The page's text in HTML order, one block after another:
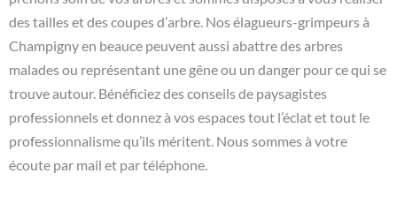
des tailles et des coupes d’arbre. Nos élagueurs-grimpeurs à
Champigny en beauce peuvent aussi abattre des arbres
malades ou représentant une gêne ou un danger pour ce qui se
trouve autour. Bénéficiez des conseils de paysagistes
professionnels et donnez à vos espaces tout l’éclat et tout le
professionnalisme qu’ils méritent. Nous sommes à votre
écoute par mail et par téléphone.